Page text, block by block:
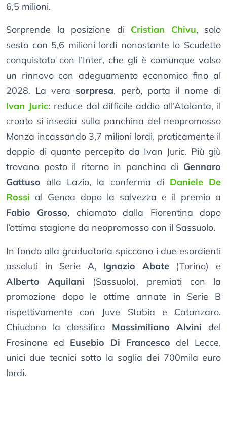
6,5 milioni.
Sorprende la posizione di Cristian Chivu, solo
sesto con 5,6 milioni lordi nonostante lo Scudetto
conquistato con l’Inter, che gli è comunque valso
un rinnovo con adeguamento economico fino al
2028. La vera sorpresa, però, porta il nome di
Ivan Juric: reduce dal difficile addio all’Atalanta, il
croato si insedia sulla panchina del neopromosso
Monza incassando 3,7 milioni lordi, praticamente il
doppio di quanto percepito da Ivan Juric. Più giù
trovano posto il ritorno in panchina di Gennaro
Gattuso alla Lazio, la conferma di Daniele De
Rossi al Genoa dopo la salvezza e il premio a
Fabio Grosso, chiamato dalla Fiorentina dopo
l’ottima stagione da neopromosso con il Sassuolo.
In fondo alla graduatoria spiccano i due esordienti
assoluti in Serie A, Ignazio Abate(Torino) e
Alberto Aquilani (Sassuolo), premiati con la
promozione dopo le ottime annate in Serie B
rispettivamente con Juve Stabia e Catanzaro.
Chiudono la classifica Massimiliano Alvini del
Frosinone ed Eusebio Di Francesco del Lecce,
unici due tecnici sotto la soglia dei 700mila euro
lordi.